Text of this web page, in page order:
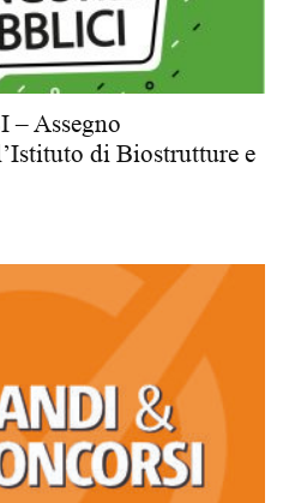
– Assegno
di Biostrutture e